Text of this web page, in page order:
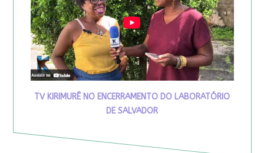
TV KIRIMURÊ NO ENCERRAMENTO DO LABORATÓRIO
DE SALVADOR